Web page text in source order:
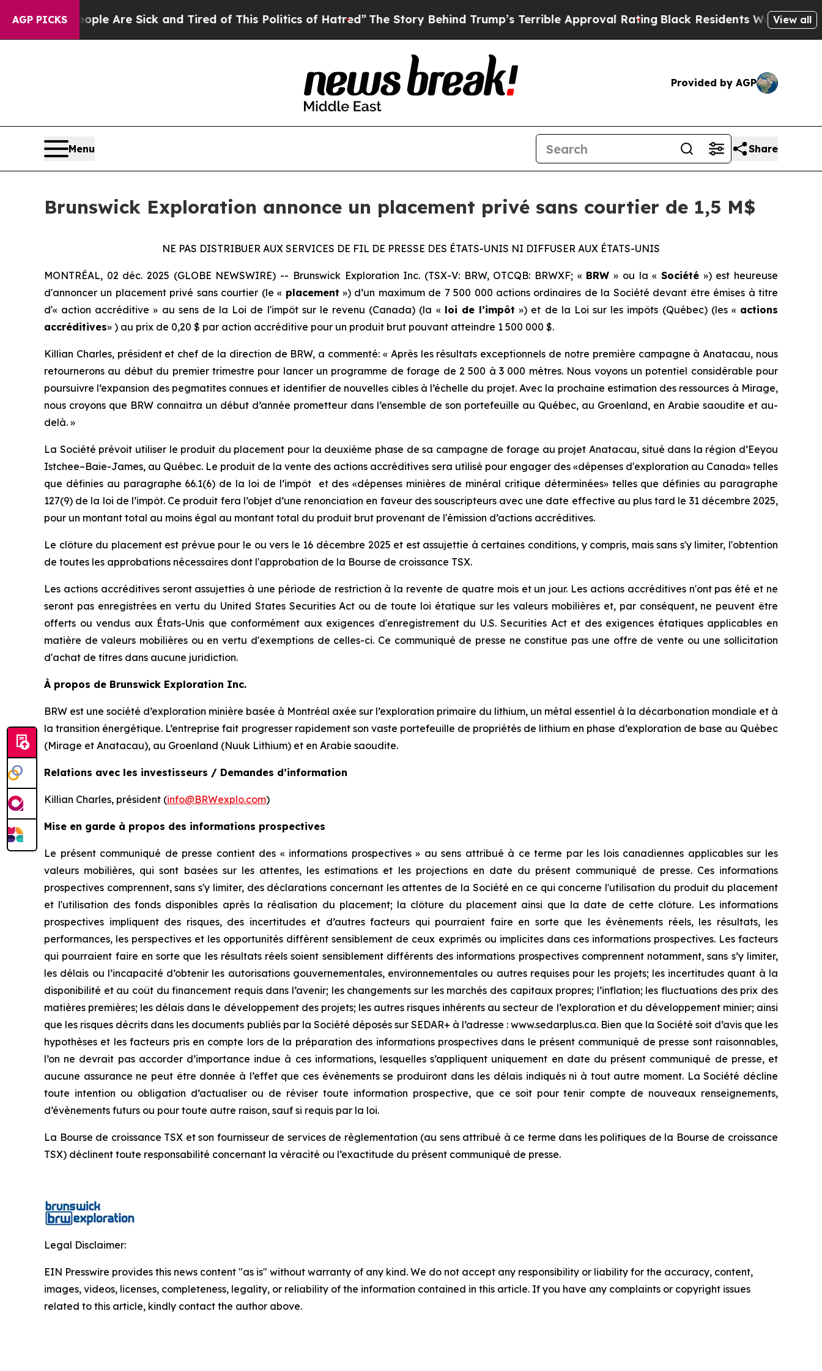
AGP PICKS
“People Are Sick and Tired of This Politics of Hatred”The Story Behind Trump’s Terrible Approval Rating Black Residents Warned ofView all
Provided by AGP
Menu Share
Brunswick Exploration annonce un placement privé sans courtier de 1,5 M$
NE PAS DISTRIBUER AUX SERVICES DE FIL DE PRESSE DES ÉTATS-UNIS NI DIFFUSER AUX ÉTATS-UNIS
MONTRÉAL, 02 déc. 2025 (GLOBE NEWSWIRE) -- Brunswick Exploration Inc. (TSX-V: BRW, OTCQB: BRWXF; « BRW » ou la « Société») est heureuse
d'annoncer un placement privé sans courtier (le « placement ») d’un maximum de 7 500 000 actions ordinaires de la Société devant être émises à titre
d'« action accréditive » au sens de la Loi de l'impôt sur le revenu (Canada) (la « loi de l’impôt ») et de la Loi sur les impôts (Québec) (les « actions
accréditives» ) au prix de 0,20 $ par action accréditive pour un produit brut pouvant atteindre 1 500 000 $.
Killian Charles, président et chef de la direction de BRW, a commenté: « Après les résultats exceptionnels de notre première campagne à Anatacau, nous
retournerons au début du premier trimestre pour lancer un programme de forage de 2 500 à 3 000 mètres. Nous voyons un potentiel considérable pour
poursuivre l’expansion des pegmatites connues et identifier de nouvelles cibles à l’échelle du projet. Avec la prochaine estimation des ressources à Mirage,
nous croyons que BRW connaîtra un début d’année prometteur dans l’ensemble de son portefeuille au Québec, au Groenland, en Arabie saoudite et au-
delà. »
La Société prévoit utiliser le produit du placement pour la deuxième phase de sa campagne de forage au projet Anatacau, situé dans la région d’Eeyou
Istchee–Baie-James, au Québec. Le produit de la vente des actions accréditives sera utilisé pour engager des «dépenses d'exploration au Canada» telles
que définies au paragraphe 66.1(6) de la loi de l’impôt et des «dépenses minières de minéral critique déterminées» telles que définies au paragraphe
127(9) de la loi de l’impôt. Ce produit fera l’objet d’une renonciation en faveur des souscripteurs avec une date effective au plus tard le 31 décembre 2025,
pour un montant total au moins égal au montant total du produit brut provenant de l'émission d’actions accréditives.
Le clôture du placement est prévue pour le ou vers le 16 décembre 2025 et est assujettie à certaines conditions, y compris, mais sans s'y limiter, l'obtention
de toutes les approbations nécessaires dont l'approbation de la Bourse de croissance TSX.
Les actions accréditives seront assujetties à une période de restriction à la revente de quatre mois et un jour. Les actions accréditives n'ont pas été et ne
seront pas enregistrées en vertu du United States Securities Act ou de toute loi étatique sur les valeurs mobilières et, par conséquent, ne peuvent être
offerts ou vendus aux États-Unis que conformément aux exigences d'enregistrement du U.S. Securities Actet des exigences étatiques applicables en
matière de valeurs mobilières ou en vertu d'exemptions de celles-ci. Ce communiqué de presse ne constitue pas une offre de vente ou une sollicitation
d'achat de titres dans aucune juridiction.
À propos de Brunswick Exploration Inc.
BRW est une société d’exploration minière basée à Montréal axée sur l’exploration primaire du lithium, un métal essentiel à la décarbonation mondiale et à
la transition énergétique. L’entreprise fait progresser rapidement son vaste portefeuille de propriétés de lithium en phase d’exploration de base au Québec
(Mirage et Anatacau), au Groenland (Nuuk Lithium) et en Arabie saoudite.
Relations avec les investisseurs / Demandes d’information
Killian Charles, président (info@BRWexplo.com)
Mise en garde à propos des informations prospectives
Le présent communiqué de presse contient des « informations prospectives » au sens attribué à ce terme par les lois canadiennes applicables sur les
valeurs mobilières, qui sont basées sur les attentes, les estimations et les projections en date du présent communiqué de presse. Ces informations
prospectives comprennent, sans s'y limiter, des déclarations concernant les attentes de la Société en ce qui concerne l'utilisation du produit du placement
et l'utilisation des fonds disponibles après la réalisation du placement; la clôture du placement ainsi que la date de cette clôture. Les informations
prospectives impliquent des risques, des incertitudes et d’autres facteurs qui pourraient faire en sorte que les évènements réels, les résultats, les
performances, les perspectives et les opportunités diffèrent sensiblement de ceux exprimés ou implicites dans ces informations prospectives. Les facteurs
qui pourraient faire en sorte que les résultats réels soient sensiblement différents des informations prospectives comprennent notamment, sans s’y limiter,
les délais ou l’incapacité d’obtenir les autorisations gouvernementales, environnementales ou autres requises pour les projets; les incertitudes quant à la
disponibilité et au coût du financement requis dans l’avenir; les changements sur les marchés des capitaux propres; l’inflation; les fluctuations des prix des
matières premières; les délais dans le développement des projets; les autres risques inhérents au secteur de l’exploration et du développement minier; ainsi
que les risques décrits dans les documents publiés par la Société déposés sur SEDAR+ à l’adresse : www.sedarplus.ca. Bien que la Société soit d’avis que les
hypothèses et les facteurs pris en compte lors de la préparation des informations prospectives dans le présent communiqué de presse sont raisonnables,
l’on ne devrait pas accorder d’importance indue à ces informations, lesquelles s’appliquent uniquement en date du présent communiqué de presse, et
aucune assurance ne peut être donnée à l’effet que ces évènements se produiront dans les délais indiqués ni à tout autre moment. La Société décline
toute intention ou obligation d’actualiser ou de réviser toute information prospective, que ce soit pour tenir compte de nouveaux renseignements,
d’évènements futurs ou pour toute autre raison, sauf si requis par la loi.
La Bourse de croissance TSX et son fournisseur de services de règlementation (au sens attribué à ce terme dans les politiques de la Bourse de croissance
TSX) déclinent toute responsabilité concernant la véracité ou l’exactitude du présent communiqué de presse.
Legal Disclaimer:
EIN Presswire provides this news content "as is" without warranty of any kind. We do not accept any responsibility or liability for the accuracy, content,
images, videos, licenses, completeness, legality, or reliability of the information contained in this article. If you have any complaints or copyright issues
related to this article, kindly contact the author above.